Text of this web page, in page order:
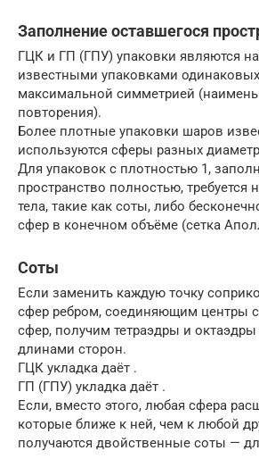
Заполнение оставшегося
ГЦК и ГП (ГПУ) упаковки являются
известными упаковками
максимальной симметрией
повторения).
Более плотные упаковки шаров
используются сферы разных
Для упаковок с плотностью 1,
пространство полностью, требуется
тела, такие как соты, либо
сфер в конечном объёме (сетка
Соты
Если заменить каждую точку
сфер ребром, соединяющим центры
сфер, получим тетраэдры и
длинами сторон.
ГЦК укладка даёт .
ГП (ГПУ) укладка даёт .
Если, вместо этого, любая сфера
которые ближе к ней, чем к любой
получаются двойственные соты —